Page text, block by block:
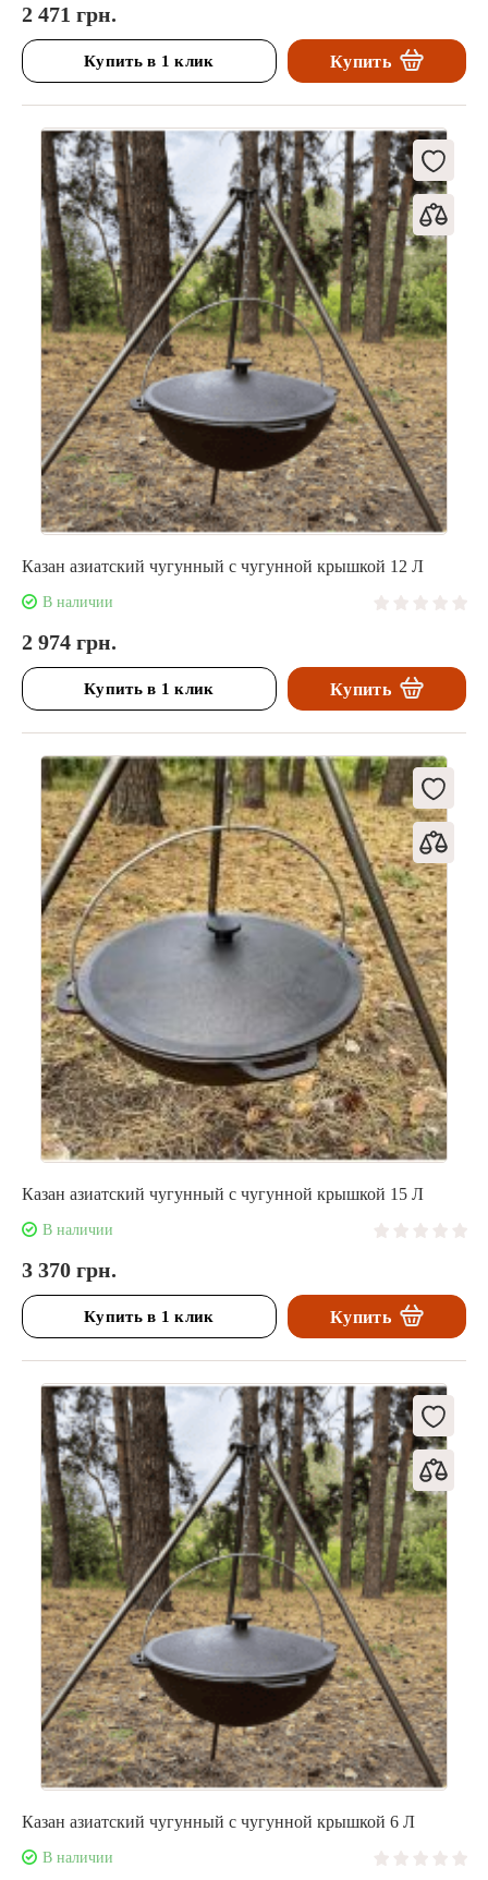
2 471 грн.
Купить в 1 клик Купить
Казан азиатский чугунный с чугунной крышкой 12 Л
В наличии
2 974 грн.
Купить в 1 клик Купить
Казан азиатский чугунный с чугунной крышкой 15 Л
В наличии
3 370 грн.
Купить в 1 клик Купить
Казан азиатский чугунный с чугунной крышкой 6 Л
В наличии